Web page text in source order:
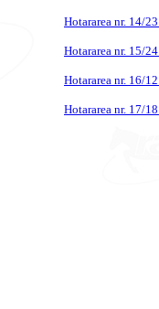
Hotararea nr. 14/
Hotararea nr. 15/
Hotararea nr. 16/
Hotararea nr. 17/